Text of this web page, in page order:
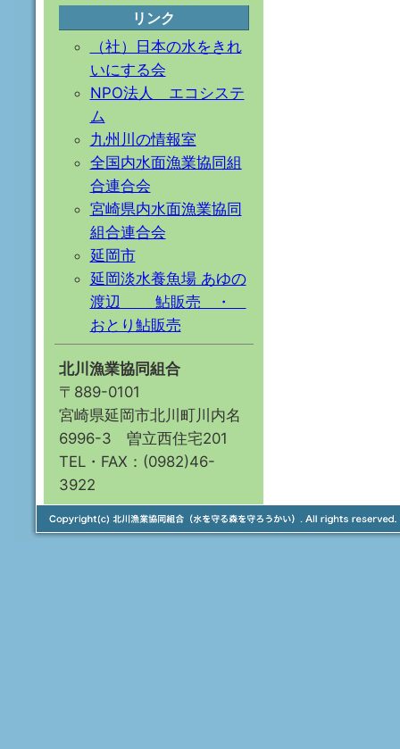
リンク
（社）日本の水をきれ
いにする会
NPO法人 エコシステ
ム
九州川の情報室
全国内水面漁業協同組
合連合会
宮崎県内水面漁業協同
組合連合会
延岡市
延岡淡水養魚場 あゆの
渡辺 鮎販売 ・
おとり鮎販売
北川漁業協同組合
〒889-0101
宮崎県延岡市北川町川内名
6996-3 曽立西住宅201
TEL・FAX：(0982)46-
3922